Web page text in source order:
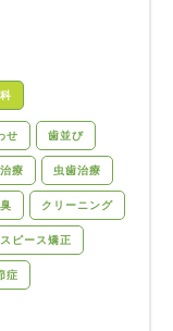
せ 歯並び
療 虫歯治療
クリーニング
ピース矯正
症